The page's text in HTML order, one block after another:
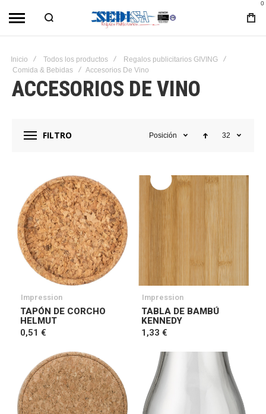
0
Inicio Todos los productos
Regalos publicitarios GIVING
Comida & Bebidas
Accesorios De Vino
ACCESORIOS DE VINO
FILTRO Posición 32
Impression
TAPÓN DE CORCHO
HELMUT
0,51 €
Impression
TABLA DE BAMBÚ
KENNEDY
1,33 €